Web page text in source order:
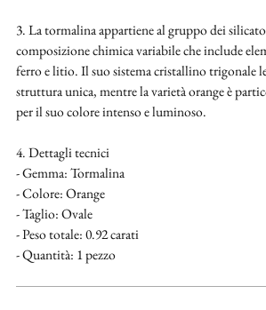
3. La tormalina appartiene al gruppo dei
composizione chimica variabile che include
ferro e litio. Il suo sistema cristallino trigonale
struttura unica, mentre la varietà orange è
per il suo colore intenso e luminoso.
4. Dettagli tecnici
- Gemma: Tormalina
- Colore: Orange
- Taglio: Ovale
- Peso totale: 0.92 carati
- Quantità: 1 pezzo